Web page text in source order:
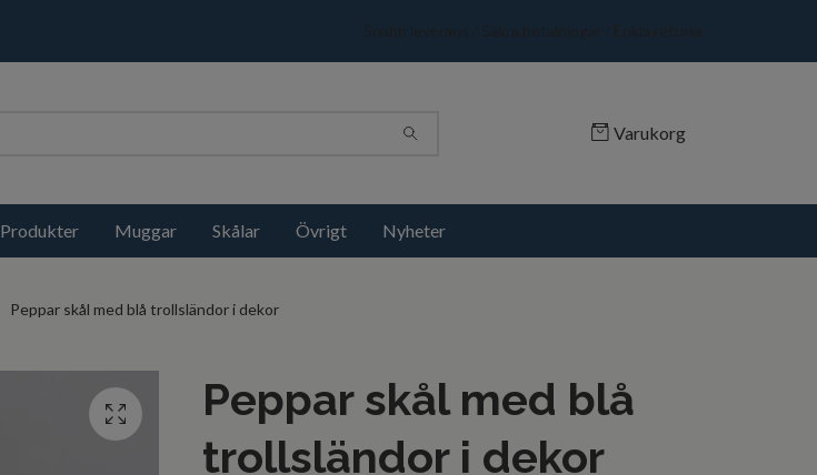
Varukorg
Produkter Muggar Skålar Övrigt Nyheter
Peppar skål med blå trollsländor i dekor
Peppar skål med blå
trollsländor i dekor